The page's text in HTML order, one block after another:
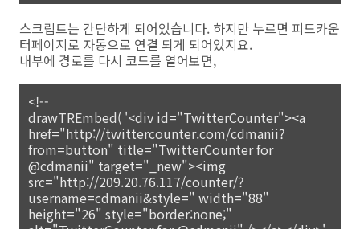
스크립트는 간단하게 되어있습니다. 하지만 누르면 피드카운
터페이지로 자동으로 연결 되게 되어있지요.
내부에 경로를 다시 코드를 열어보면,
<!--
drawTREmbed( '<div id="TwitterCounter"><a
href="http://twittercounter.com/cdmanii?
from=button" title="TwitterCounter for
@cdmanii" target="_new"><img
src="http://209.20.76.117/counter/?
username=cdmanii&style=" width="88"
height="26" style="border:none;"